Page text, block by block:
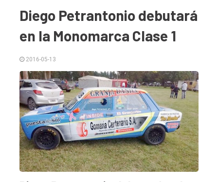
El
único
DIARIO
Diego Petrantonio debutará
en la Monomarca Clase 1
2016-05-13